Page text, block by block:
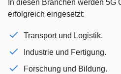
In diesen Branchen werden 5G
erfolgreich eingesetzt:
Transport und Logistik.
Industrie und Fertigung.
Forschung und Bildung.